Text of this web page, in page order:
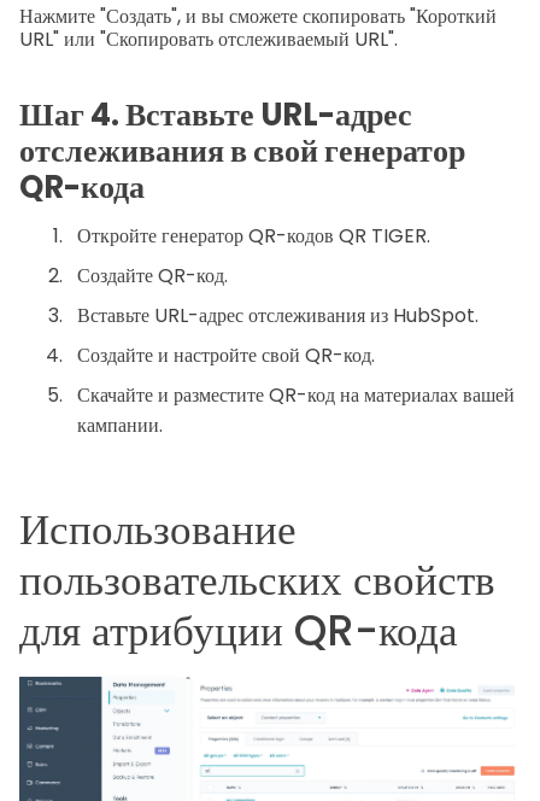
Нажмите "Создать", и вы сможете скопировать "Короткий
URL" или "Скопировать отслеживаемый URL".
Шаг 4. Вставьте URL-адрес
отслеживания в свой генератор
QR-кода
Откройте генератор QR-кодов QR TIGER.
Создайте QR-код.
Вставьте URL-адрес отслеживания из HubSpot.
Создайте и настройте свой QR-код.
Скачайте и разместите QR-код на материалах вашей
кампании.
Использование
пользовательских свойств
для атрибуции QR-кода